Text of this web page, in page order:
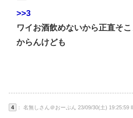
>>3
ワイお酒飲めないから正直そ
からんけども
4 ： 名無しさん＠おーぷん 23/09/30(土) 19:25:59